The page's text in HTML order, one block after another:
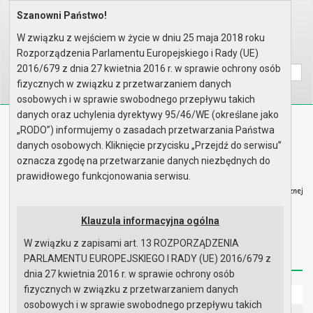
Home Organy Rada Miejska
Wyszukaj na stronie:
A AA
Biuletyn Informacji Publicznej
Urząd Miasta i Gminy w Gryfinie
Redakcja Instrukcja korzystania Dostępność
Strona główna
Szanowni Państwo!
W związku z wejściem w życie w dniu 25 maja 2018 roku
Rozporządzenia Parlamentu Europejskiego i Rady (UE)
2016/679 z dnia 27 kwietnia 2016 r. w sprawie ochrony osób
fizycznych w związku z przetwarzaniem danych
osobowych i w sprawie swobodnego przepływu takich
danych oraz uchylenia dyrektywy 95/46/WE (określane jako
„RODO”) informujemy o zasadach przetwarzania Państwa
danych osobowych. Kliknięcie przycisku „Przejdź do serwisu”
oznacza zgodę na przetwarzanie danych niezbędnych do
prawidłowego funkcjonowania serwisu.
Klauzula informacyjna ogólna
W związku z zapisami art. 13 ROZPORZĄDZENIA
PARLAMENTU EUROPEJSKIEGO I RADY (UE) 2016/679 z
dnia 27 kwietnia 2016 r. w sprawie ochrony osób
fizycznych w związku z przetwarzaniem danych
osobowych i w sprawie swobodnego przepływu takich